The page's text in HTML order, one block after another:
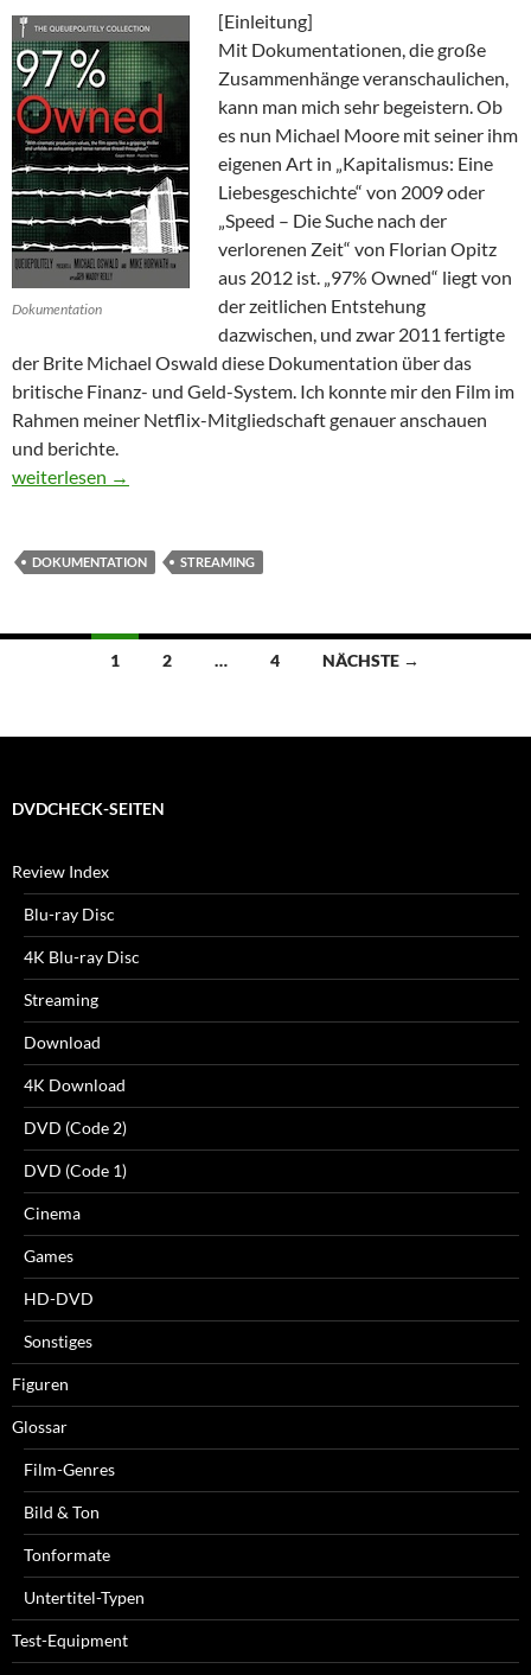
Dokumentation
[Einleitung]
Mit Dokumentationen, die große
Zusammenhänge veranschaulichen,
kann man mich sehr begeistern. Ob
es nun Michael Moore mit seiner ihm
eigenen Art in „Kapitalismus: Eine
Liebesgeschichte“ von 2009 oder
„Speed – Die Suche nach der
verlorenen Zeit“ von Florian Opitz
aus 2012 ist. „97% Owned“ liegt von
der zeitlichen Entstehung
dazwischen, und zwar 2011 fertigte
der Brite Michael Oswald diese Dokumentation über das
britische Finanz- und Geld-System. Ich konnte mir den Film im
Rahmen meiner Netflix-Mitgliedschaft genauer anschauen
und berichte.
97% Owned
weiterlesen →
DOKUMENTATION STREAMING
Beitragsnavigation
1 2 … 4 NÄCHSTE →
DVDCHECK-SEITEN
Review Index
Blu-ray Disc
4K Blu-ray Disc
Streaming
Download
4K Download
DVD (Code 2)
DVD (Code 1)
Cinema
Games
HD-DVD
Sonstiges
Figuren
Glossar
Film-Genres
Bild & Ton
Tonformate
Untertitel-Typen
Test-Equipment